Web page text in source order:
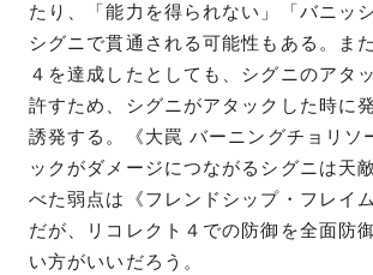
たり、「能力を得られない」「バニッ
シグニで貫通される可能性もある。ま
４を達成したとしても、シグニのアタ
許すため、シグニがアタックした時に
誘発する。《大罠 バーニングチョリソ
ックがダメージにつながるシグニは天
べた弱点は《フレンドシップ・フレイ
だが、リコレクト４での防御を全面防
い方がいいだろう。